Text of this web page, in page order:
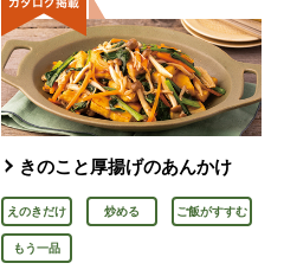
きのこと厚揚げのあんかけ
えのきだけ 炒める ご飯がすすむ
もう一品